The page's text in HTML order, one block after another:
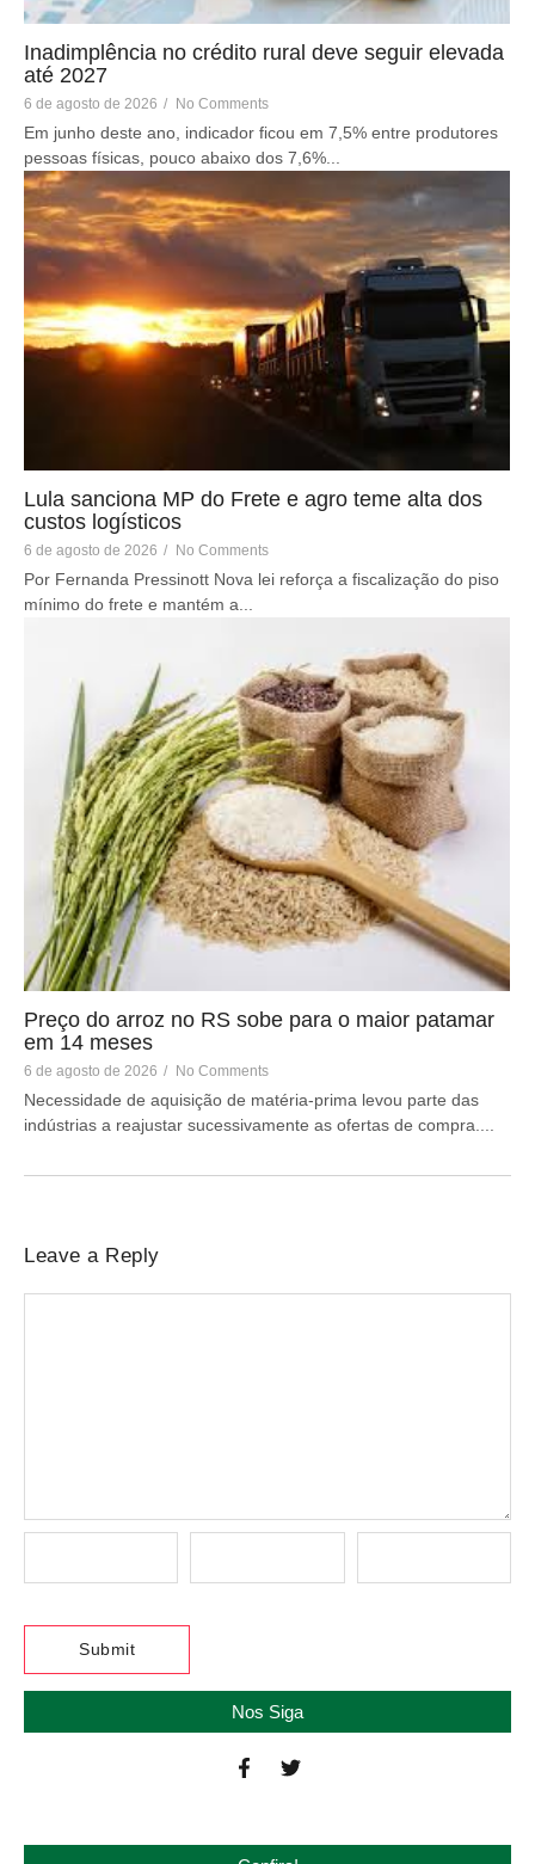
Inadimplência no crédito rural deve seguir elevada
até 2027
6 de agosto de 2026 / No Comments
Em junho deste ano, indicador ficou em 7,5% entre produtores
pessoas físicas, pouco abaixo dos 7,6%...
Lula sanciona MP do Frete e agro teme alta dos
custos logísticos
6 de agosto de 2026 / No Comments
Por Fernanda Pressinott Nova lei reforça a fiscalização do piso
mínimo do frete e mantém a...
Preço do arroz no RS sobe para o maior patamar
em 14 meses
6 de agosto de 2026 / No Comments
Necessidade de aquisição de matéria-prima levou parte das
indústrias a reajustar sucessivamente as ofertas de compra....
Leave a Reply
Nos Siga